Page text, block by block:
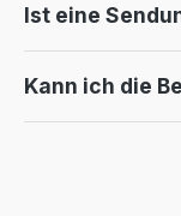
Ist eine
Kann ich die